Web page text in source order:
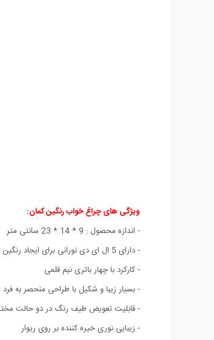
ویژگی های چراغ خواب رنگین کمان:
- اندازه محصول : 9 * 14 * 23 سانتی متر
- دارای 5 ال ای دی نورانی برای ایجاد رنگین کمان
- کارکرد با چهار باتری نیم قلمی
- بسیار زیبا و شکیل با طراحی منحصر به فرد
- قابلیت تعویض طیف رنگ در دو حالت
- زیبایی نوری خیره کننده بر روی ریوار